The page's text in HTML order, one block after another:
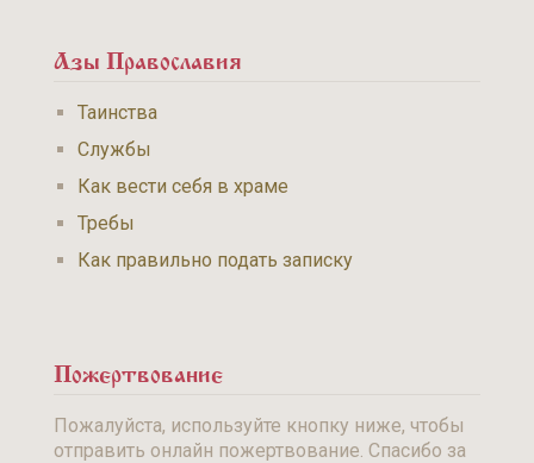
Азы Православия
Таинства
Службы
Как вести себя в храме
Требы
Как правильно подать записку
Пожертвование
Пожалуйста, используйте кнопку ниже, чтобы
отправить онлайн пожертвование. Спасибо за